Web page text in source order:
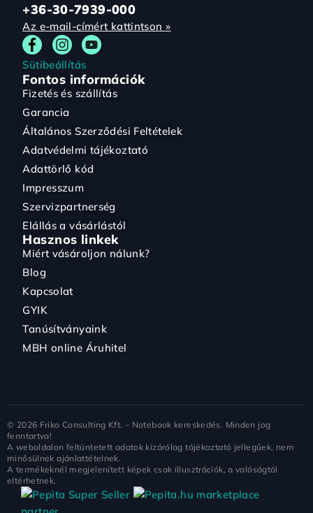
+36-30-7939-000
Az e-mail-címért kattintson »
Sütibeállítás
Fontos információk
Fizetés és szállítás
Garancia
Általános Szerződési Feltételek
Adatvédelmi tájékoztató
Adattörlő kód
Impresszum
Szervizpartnerség
Elállás a vásárlástól
Hasznos linkek
Miért vásároljon nálunk?
Blog
Kapcsolat
GYIK
Tanúsítványaink
MBH online Áruhitel
© 2026 Friko Consulting Kft. – Notebook kereskedés. Minden jog
fenntartva!
A weboldalon feltüntetett adatok kizárólag tájékoztató jellegűek, nem
minősülnek ajánlattételnek.
A termékeknél megjelenített képek csak illusztrációk, a valóságtól
eltérhetnek.
marketplace